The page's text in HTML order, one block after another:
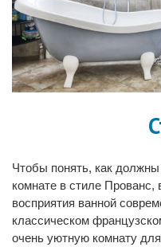
Чтобы понять, как
комнате в стиле Прованс,
восприятия ванной
классическом
очень уютную комнату